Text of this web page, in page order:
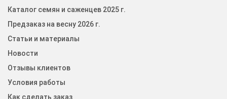
Каталог семян и саженцев 2025 г.
Предзаказ на весну 2026 г.
Статьи и материалы
Новости
Отзывы клиентов
Условия работы
Как сделать заказ